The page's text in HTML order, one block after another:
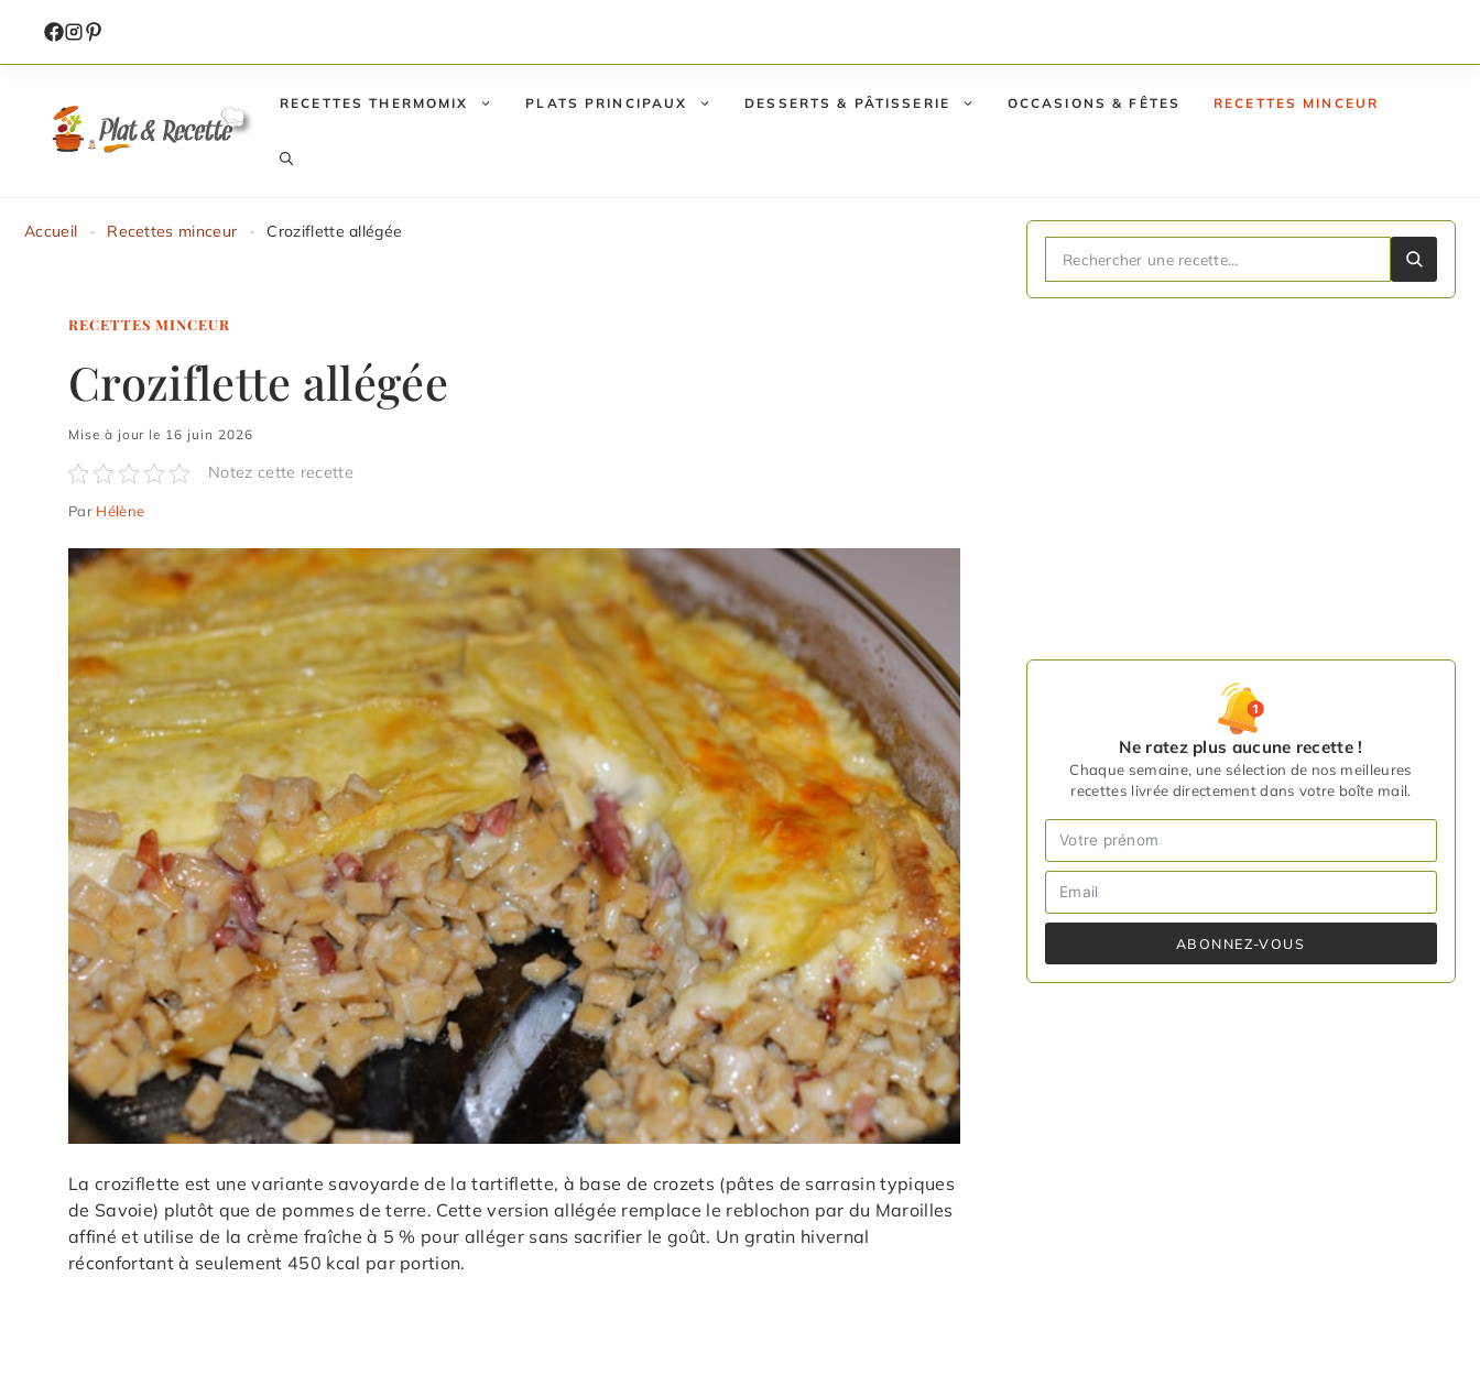
contenu
RECETTES THERMOMIX PLATS PRINCIPAUX DESSERTS & PÂTISSERIE OCCASIONS & FÊTES RECETTES MINCEUR
Accueil - Recettes minceur - Croziflette allégée
RECETTES MINCEUR
Croziflette allégée
Mise à jour le 16 juin 2026
Notez cette recette
Par Hélène
La croziflette est une variante savoyarde de la tartiflette, à base de crozets (pâtes de sarrasin typiques
de Savoie) plutôt que de pommes de terre. Cette version allégée remplace le reblochon par du Maroilles
affiné et utilise de la crème fraîche à 5 % pour alléger sans sacrifier le goût. Un gratin hivernal
réconfortant à seulement 450 kcal par portion.
Ne ratez plus aucune recette !
Chaque semaine, une sélection de nos meilleures
recettes livrée directement dans votre boîte mail.
ABONNEZ-VOUS